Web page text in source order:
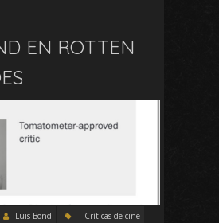
EN ROTTEN
Luis Bond
Críticas de cine